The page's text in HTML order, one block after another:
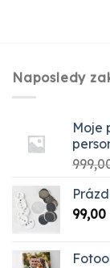
Naposledy
Moje
99,00